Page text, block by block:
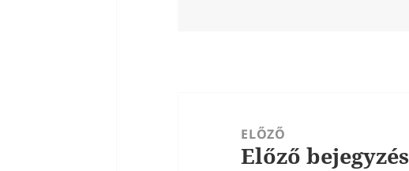
navigációELŐZŐ
Korábbi
Előző bejegyzés